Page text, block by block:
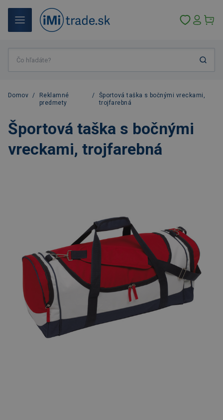
Domov /
Reklamné
predmety
/
Športová taška s bočnými vreckami,
trojfarebná
Športová taška s bočnými
vreckami, trojfarebná